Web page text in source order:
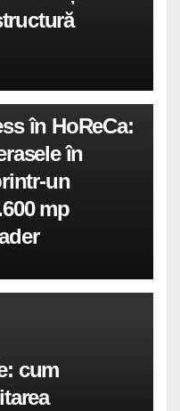
în HoReCa:
în
un
mp
cum